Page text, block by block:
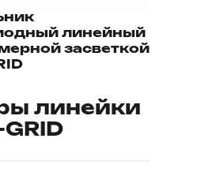
линейный
засветкой
линейки
GRID